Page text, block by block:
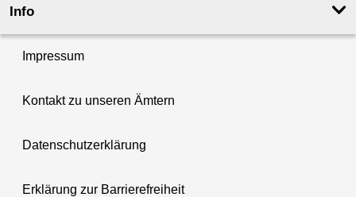
Info
Impressum
Kontakt zu unseren Ämtern
Datenschutzerklärung
Erklärung zur Barrierefreiheit